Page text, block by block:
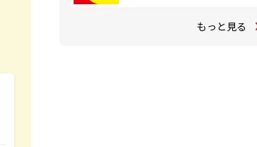
もっと見る